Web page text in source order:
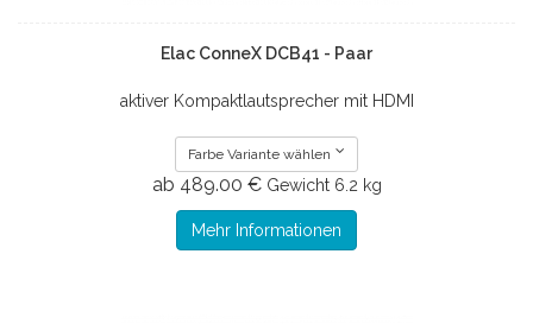
Elac ConneX DCB41 - Paar
aktiver Kompaktlautsprecher mit HDMI
Farbe Variante wählen
ab 489.00 € Gewicht 6.2 kg
Mehr Informationen